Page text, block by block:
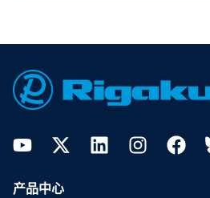
YouTubeTwitter LinkedInInstagram
产品中心